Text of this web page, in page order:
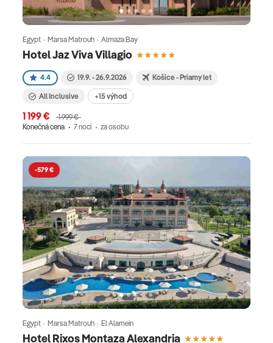
Hotel Jaz Viva Villagio
Egypt · Marsa Matrouh · Almaza Bay
4.4 19.9. - 26.9.2026 Košice - Priamy let
All Inclusive +15 výhod
1 199 €
1 999 €
Konečná cena
7 nocí za osobu
-579 €
Hotel Rixos Montaza Alexandria
Egypt · Marsa Matrouh · El Alamein